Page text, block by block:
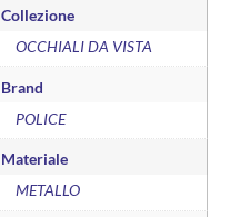
Collezione
OCCHIALI DA VISTA
Brand
POLICE
Materiale
METALLO